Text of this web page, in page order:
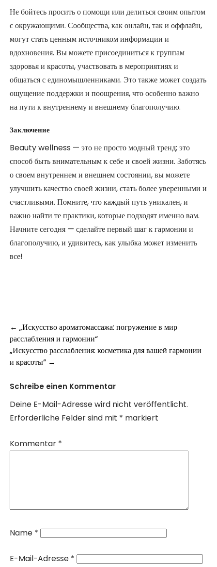
Не бойтесь просить о помощи или делиться своим опытом
с окружающими. Сообщества, как онлайн, так и оффлайн,
могут стать ценным источником информации и
вдохновения. Вы можете присоединиться к группам
здоровья и красоты, участвовать в мероприятиях и
общаться с единомышленниками. Это также может создать
ощущение поддержки и поощрения, что особенно важно
на пути к внутреннему и внешнему благополучию.
Заключение
Beauty wellness — это не просто модный тренд; это
способ быть внимательным к себе и своей жизни. Заботясь
о своем внутреннем и внешнем состоянии, вы можете
улучшить качество своей жизни, стать более уверенными и
счастливыми. Помните, что каждый путь уникален, и
важно найти те практики, которые подходят именно вам.
Начните сегодня — сделайте первый шаг к гармонии и
благополучию, и удивитесь, как улыбка может изменить
все!
Post
navigation
← „Искусство ароматомассажа: погружение в мир
расслабления и гармонии“
„Искусство расслабления: косметика для вашей гармонии
и красоты“ →
Schreibe einen Kommentar
Deine E-Mail-Adresse wird nicht veröffentlicht.
Erforderliche Felder sind mit * markiert
Kommentar *
Name *
E-Mail-Adresse *